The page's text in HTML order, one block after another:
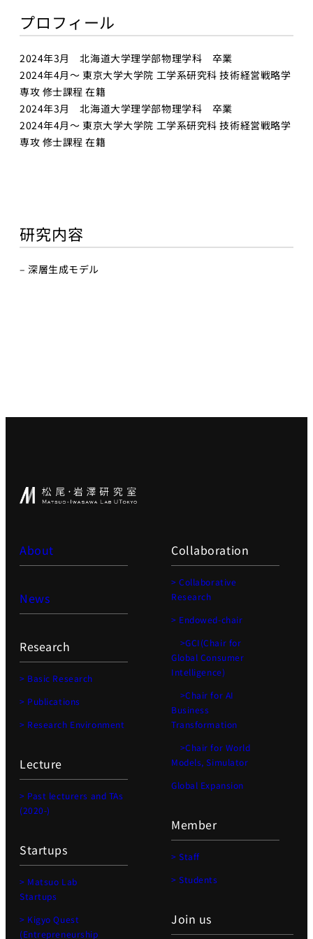
プロフィール
2024年3月 北海道大学理学部物理学科 卒業
2024年4月〜 東京大学大学院 工学系研究科 技術経営戦略学
専攻 修士課程 在籍
2024年3月 北海道大学理学部物理学科 卒業
2024年4月〜 東京大学大学院 工学系研究科 技術経営戦略学
専攻 修士課程 在籍
研究内容
– 深層生成モデル
About
News
Research
> Basic Research
> Publications
> Research Environment
Lecture
> Past lecturers and TAs
(2020-)
Startups
> Matsuo Lab
Startups
> Kigyo Quest
(Entrepreneurship
Collaboration
> Collaborative
Research
> Endowed-chair
>GCI(Chair for
Global Consumer
Intelligence)
>Chair for AI
Business
Transformation
>Chair for World
Models, Simulator
Global Expansion
Member
> Staff
> Students
Join us